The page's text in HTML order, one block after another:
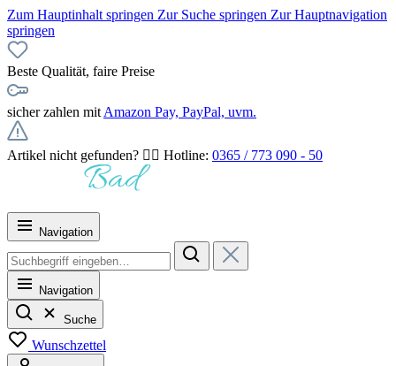
Zum Hauptinhalt springen Zur Suche springen Zur Hauptnavigation
springen
Beste Qualität, faire Preise
sicher zahlen mit Amazon Pay, PayPal, uvm.
Artikel nicht gefunden? 👉🏻 Hotline: 0365 / 773 090 - 50
Navigation
Navigation
Suche
Wunschzettel